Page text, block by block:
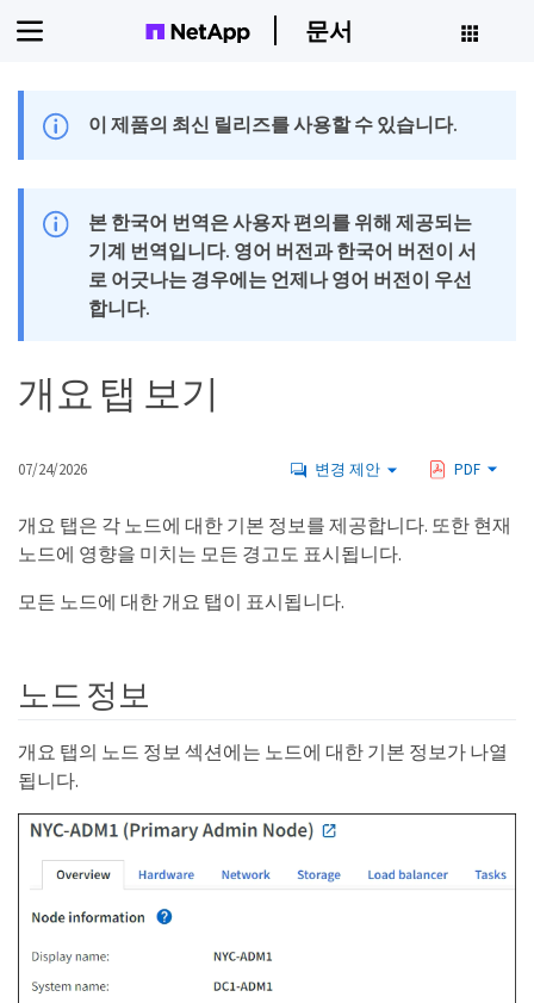
문서
이 제품의 최신 릴리즈를 사용할 수 있습니다.
본 한국어 번역은 사용자 편의를 위해 제공되는
기계 번역입니다. 영어 버전과 한국어 버전이 서
로 어긋나는 경우에는 언제나 영어 버전이 우선
합니다.
개요 탭 보기
07/24/2026 변경 제안 PDF
개요 탭은 각 노드에 대한 기본 정보를 제공합니다. 또한 현재
노드에 영향을 미치는 모든 경고도 표시됩니다.
모든 노드에 대한 개요 탭이 표시됩니다.
노드 정보
개요 탭의 노드 정보 섹션에는 노드에 대한 기본 정보가 나열
됩니다.